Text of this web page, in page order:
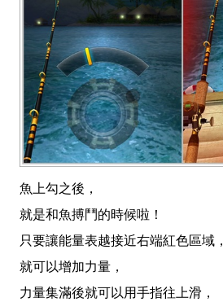
魚上勾之後，
就是和魚搏鬥的時候啦！
只要讓能量表越接近右端紅色區域，
就可以增加力量，
力量集滿後就可以用手指往上滑，